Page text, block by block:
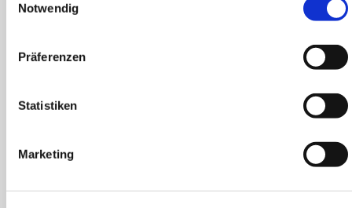
Notwendig
Präferenzen
Statistiken
Marketing
Crème Fraîche I Rote Zwiebel I Radieschenkresse
Carpaccio von Roter Beete
Croutons
Hauptgänge